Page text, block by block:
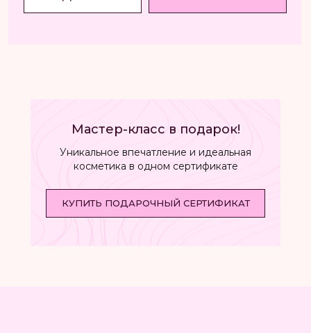
Мастер-класс в подарок!
Уникальное впечатление и идеальная
косметика в одном сертификате
КУПИТЬ ПОДАРОЧНЫЙ СЕРТИФИКАТ